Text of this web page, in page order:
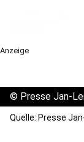
Anzeige
© Presse Jan-
Quelle: Presse